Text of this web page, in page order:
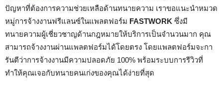
ปัญหาที่ต้องการความช่วยเหลือด้านทนายความ เราขอแนะนำหมวด
หมู่การจ้างงานฟรีแลนซ์ในแพลตฟอร์ม FASTWORK ซึ่งมี
ทนายความผู้เชี่ยวชาญด้านกฎหมายให้บริการเป็นจำนวนมาก คุณ
สามารถจ้างงานผ่านแพลตฟอร์มได้โดยตรง โดยแพลตฟอร์มจะกา
รันตีว่าการจ้างงานมีความปลอดภัย 100% พร้อมระบบการรีวิวที่
ทำให้คุณเจอกับทนายคนเก่งของคุณได้ง่ายที่สุด